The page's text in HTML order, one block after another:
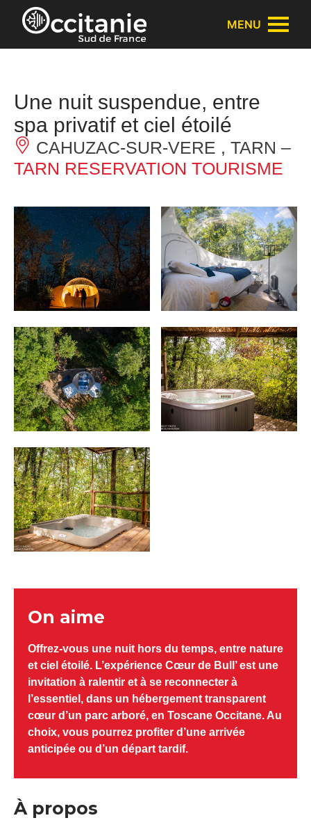
Panneau de gestion des cookies
MENU
Une nuit suspendue, entre
spa privatif et ciel étoilé
CAHUZAC-SUR-VERE , TARN –
TARN RESERVATION TOURISME
On aime
Offrez-vous une nuit hors du temps, entre nature
et ciel étoilé. L’expérience Cœur de Bull’ est une
invitation à ralentir et à se reconnecter à
l’essentiel, dans un hébergement transparent
cœur d’un parc arboré, en Toscane Occitane. Au
choix, vous pourrez profiter d’une arrivée
anticipée ou d’un départ tardif.
À propos